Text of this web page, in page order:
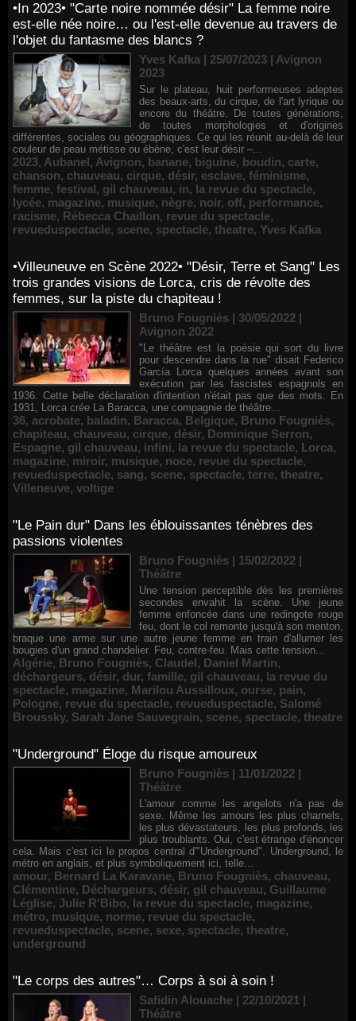
•In 2023• "Carte noire nommée désir" La femme noire
est-elle née noire… ou l'est-elle devenue au travers de
l'objet du fantasme des blancs ?
Yves Kafka | 25/07/2023 | Avignon
2023
Sur le plateau, huit performeuses adeptes
des beaux-arts, du cirque, de l'art lyrique ou
encore du théâtre. De toutes générations,
de toutes morphologies et d'origines
différentes, sociales ou géographiques. Ce qui les réunit au-delà de leur
couleur de peau métisse ou ébène, c'est leur désir –...
2023, Aubanel, Avignon, banane, biguine, boudin, carte,
chanson, chauveau, cirque, désir, esclave, féminisme,
femme, festival, gil chauveau, in, la revue du spectacle,
lycée, magazine, musique, nègre, noir, off, performance,
racisme, Rébecca Chaillon, revue du spectacle,
revueduspectacle, scene, spectacle, theatre, Yves Kafka
•Villeuneuve en Scène 2022• "Désir, Terre et Sang" Les
trois grandes visions de Lorca, cris de révolte des
femmes, sur la piste du chapiteau !
Bruno Fougniès | 30/05/2022 |
Avignon 2022
"Le théâtre est la poésie qui sort du livre
pour descendre dans la rue" disait Federico
García Lorca quelques années avant son
exécution par les fascistes espagnols en
1936. Cette belle déclaration d'intention n'était pas que des mots. En
1931, Lorca crée La Baracca, une compagnie de théâtre...
36, acrobate, baladin, Baracca, Belgique, Bruno Fougniès,
chapiteau, chauveau, cirque, désir, Dominique Serron,
Espagne, gil chauveau, infini, la revue du spectacle, Lorca,
magazine, miroir, musique, noce, revue du spectacle,
revueduspectacle, sang, scene, spectacle, terre, theatre,
Villeneuve, voltige
"Le Pain dur" Dans les éblouissantes ténèbres des
passions violentes
Bruno Fougniès | 15/02/2022 |
Théâtre
Une tension perceptible dès les premières
secondes envahit la scène. Une jeune
femme enfoncée dans une redingote rouge
feu, dont le col remonte jusqu'à son menton,
braque une arme sur une autre jeune femme en train d'allumer les
bougies d'un grand chandelier. Feu, contre-feu. Mais cette tension...
Algérie, Bruno Fougniès, Claudel, Daniel Martin,
déchargeurs, désir, dur, famille, gil chauveau, la revue du
spectacle, magazine, Marilou Aussilloux, ourse, pain,
Pologne, revue du spectacle, revueduspectacle, Salomé
Broussky, Sarah Jane Sauvegrain, scene, spectacle, theatre
"Underground" Éloge du risque amoureux
Bruno Fougniès | 11/01/2022 |
Théâtre
L'amour comme les angelots n'a pas de
sexe. Même les amours les plus charnels,
les plus dévastateurs, les plus profonds, les
plus troublants. Oui, c'est étrange d'énoncer
cela. Mais c'est ici le propos central d'"Underground". Underground, le
métro en anglais, et plus symboliquement ici, telle...
amour, Bernard La Karavane, Bruno Fougniès, chauveau,
Clémentine, Déchargeurs, désir, gil chauveau, Guillaume
Léglise, Julie R'Bibo, la revue du spectacle, magazine,
métro, musique, norme, revue du spectacle,
revueduspectacle, scene, sexe, spectacle, theatre,
underground
"Le corps des autres"… Corps à soi à soin !
Safidin Alouache | 22/10/2021 |
Théâtre